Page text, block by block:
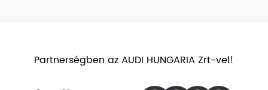
Partnerségben az AUDI HUNGARIA Zrt-vel!